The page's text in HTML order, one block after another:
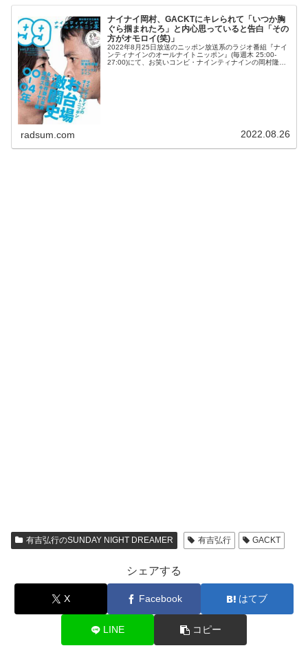
ナイナイ岡村、GACKTにキレられて「いつか胸
ぐら掴まれたろ」と内心思っていると告白「その
方がオモロイ(笑)」
2022年8月25日放送のニッポン放送系のラジオ番組『ナイ
ンティナインのオールナイトニッポン』(毎週木 25:00-
27:00)にて、お笑いコンビ・ナインティナインの岡村隆史
radsum.com 2022.08.26
有吉弘行のSUNDAY NIGHT DREAMER 有吉弘行 GACKT
シェアする
X Facebook はてブ
LINE コピー